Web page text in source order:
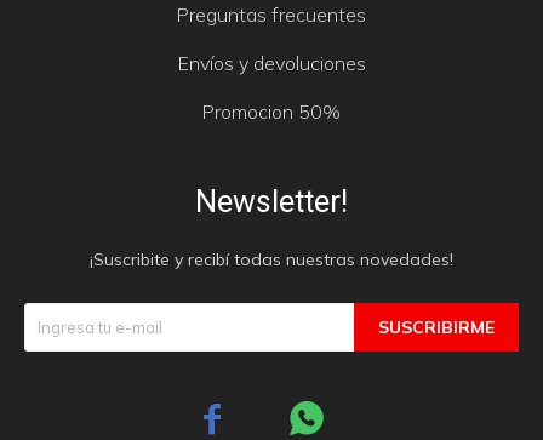
Preguntas frecuentes
Envíos y devoluciones
Promocion 50%
Newsletter!
¡Suscribite y recibí todas nuestras novedades!
SUSCRIBIRME
 